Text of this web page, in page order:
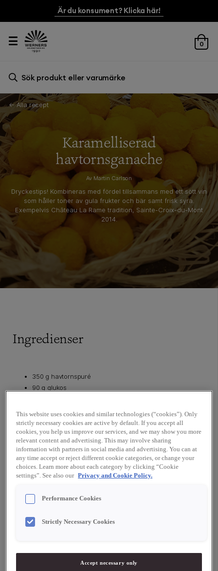
Är du konsument? Klicka här!
0
Sök
← Alla recept
Karamelliserad
havtornsganache
Av Martin Carlson
Dryckestips! Kombineras med fördel tillsammans med ett sött vin
som håller toner av gula frukter och bär samt frisk syra.
Exempelvis Château La Rame tradition, Sainte-Croix-du-Mont
2014.
Ingredienser
350 g havtornspuré
90 g glukos
750 g Waina 35 %, Valrhona
195 g smör
130 st tryffelskal, vita, Valrhona
Waina till temperering
Chokladpulver
250 g socker
75 g vatten
200 g Waina 35 %, Valrhona
6 g gul färg, Sosa
20 g frystorkat havtornspulver
This website uses cookies and similar technologies (“cookies”). Only
strictly necessary cookies are active by default. If you accept all
cookies, you help us improve our services, and we may show you more
relevant content and advertising. This may involve sharing
information with partners in social media and advertising. You can at
any time accept or reject different cookie categories, or change your
choices. Learn more about each category by clicking “Cookie
settings”. See also our Privacy and Cookie Policy.
Performance Cookies
Strictly Necessary Cookies
Accept necessary only